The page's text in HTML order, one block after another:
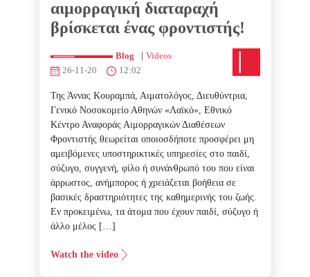
αιμορραγική διαταραχή
βρίσκεται ένας φροντιστής!
Blog | Videos
26-11-20
12:02
Της Άννας Κουραμπά, Αιματολόγος, Διευθύντρια,
Γενικό Νοσοκομείο Αθηνών «Λαϊκό», Εθνικό
Κέντρο Αναφοράς Αιμορραγικών Διαθέσεων
Φροντιστής θεωρείται οποιοσδήποτε προσφέρει μη
αμειβόμενες υποστηρικτικές υπηρεσίες στο παιδί,
σύζυγο, συγγενή, φίλο ή συνάνθρωπό του που είναι
άρρωστος, ανήμπορος ή χρειάζεται βοήθεια σε
βασικές δραστηριότητες της καθημερινής του ζωής.
Εν προκειμένω, τα άτομα που έχουν παιδί, σύζυγο ή
άλλο μέλος […]
Watch the video